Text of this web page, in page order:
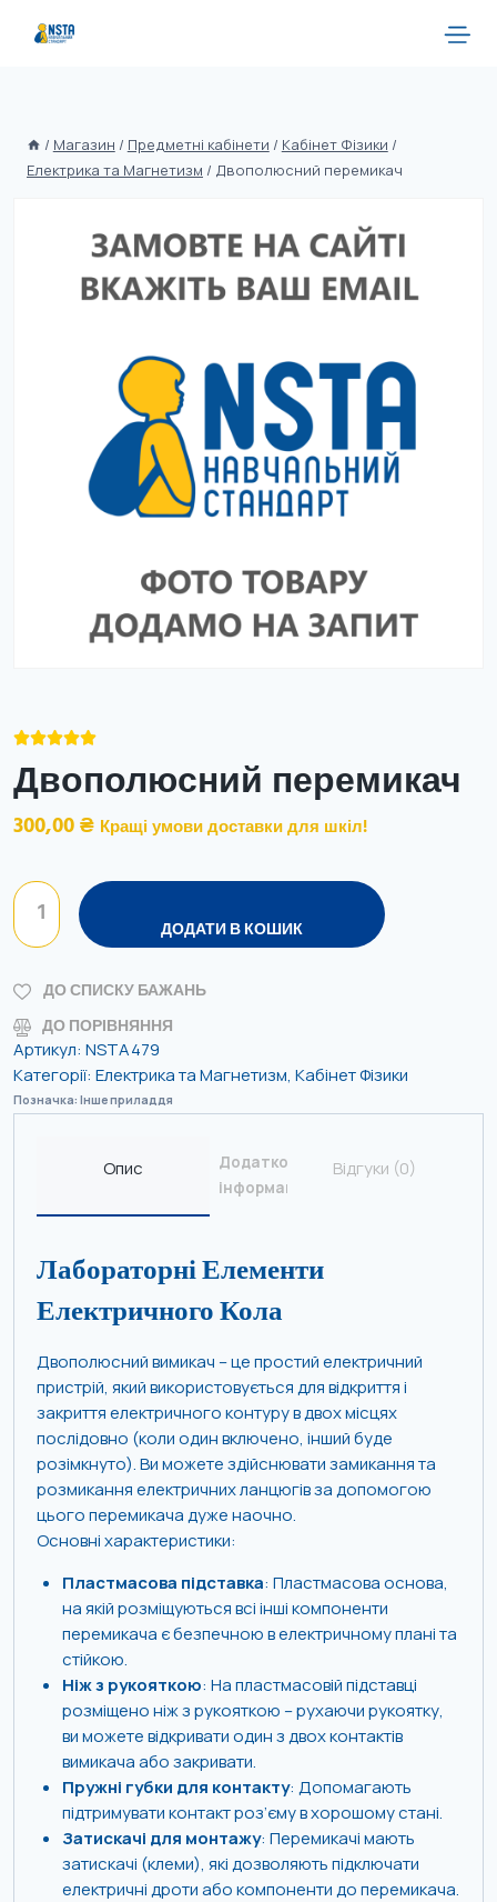
/ Магазин / Предметні кабінети / Кабінет Фізики /
Електрика та Магнетизм / Двополюсний перемикач

Двополюсний перемикач
300,00₴ Кращі умови доставки для шкіл!
ДОДАТИ В КОШИК
ДО СПИСКУ БАЖАНЬ
ДО ПОРІВНЯННЯ
Артикул: NSTA479
Категорії: Електрика та Магнетизм, Кабінет Фізики
Позначка: Інше приладдя
Опис
Додаткова
інформація
Відгуки (0)
Лабораторні Елементи
Електричного Кола
Двополюсний вимикач – це простий електричний
пристрій, який використовується для відкриття і
закриття електричного контуру в двох місцях
послідовно (коли один включено, інший буде
розімкнуто). Ви можете здійснювати замикання та
розмикання електричних ланцюгів за допомогою
цього перемикача дуже наочно.
Основні характеристики:
Пластмасова підставка: Пластмасова основа,
на якій розміщуються всі інші компоненти
перемикача є безпечною в електричному плані та
стійкою.
Ніж з рукояткою: На пластмасовій підставці
розміщено ніж з рукояткою – рухаючи рукоятку,
ви можете відкривати один з двох контактів
вимикача або закривати.
Пружні губки для контакту: Допомагають
підтримувати контакт роз’єму в хорошому стані.
Затискачі для монтажу: Перемикачі мають
затискачі (клеми), які дозволяють підключати
електричні дроти або компоненти до перемикача.